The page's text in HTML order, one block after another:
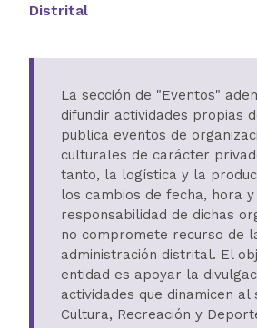
Distrital
La sección de "Eventos"
difundir actividades propias
publica eventos de
culturales de carácter
tanto, la logística y la
los cambios de fecha, hora
responsabilidad de dichas
no compromete recurso de
administración distrital. El
entidad es apoyar la
actividades que dinamicen al
Cultura, Recreación y